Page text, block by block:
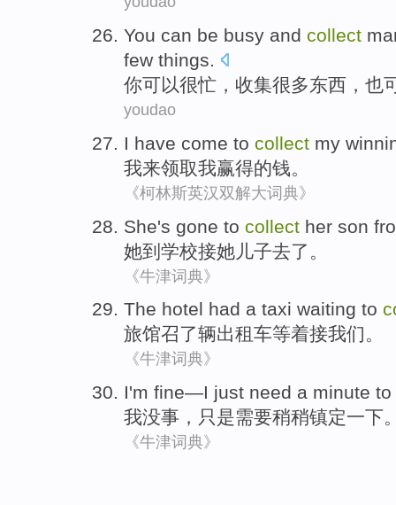
You can be busy and collect
few things.
你可以很忙， 收集很多东西 ， 也
youdao
I have come to collect my
我来领取我赢得的钱。
《柯林斯英汉双解大词典》
She's gone to collect her son
她到学校接她 儿子去了 。
《牛津词典》
The hotel had a taxi waiting to
旅馆召了辆出租车等着接我们。
《牛津词典》
I'm fine—I just need a minute to
我没事 ， 只是需要稍稍镇定一下
《牛津词典》